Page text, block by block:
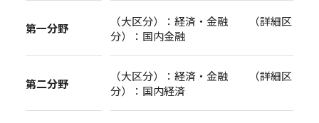
第一分野
（大区分）：経済・金融 （詳細区
分）：国内金融
第二分野
（大区分）：経済・金融 （詳細区
分）：国内経済